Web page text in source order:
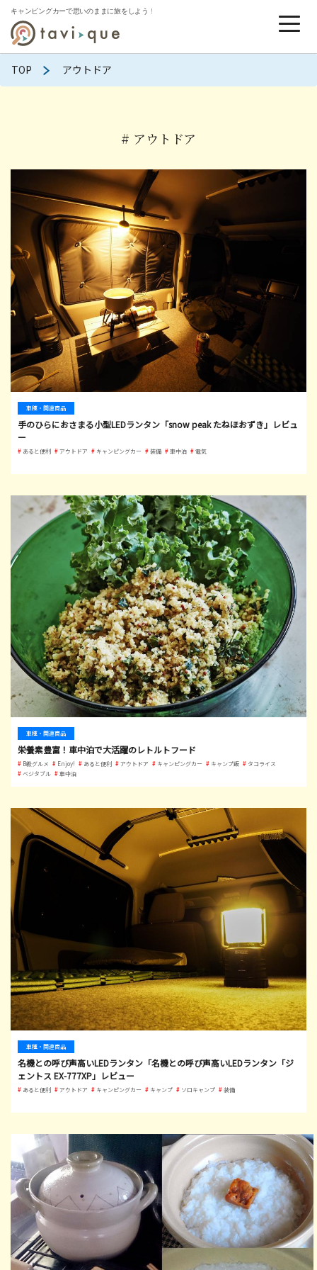
TOP アウトドア
# アウトドア
車種・関連商品
手のひらにおさまる小型LEDランタン「snow peak たねほおずき」レビュ
ー
あると便利 アウトドア キャンピングカー 装備 車中泊 電気
車種・関連商品
栄養素豊富！車中泊で大活躍のレトルトフード
B級グルメ Enjoy! あると便利 アウトドア キャンピングカー キャンプ飯
タコライス
ベジタブル
車中泊
車種・関連商品
名機との呼び声高いLEDランタン「名機との呼び声高いLEDランタン「ジ
ェントス EX-777XP」レビュー
あると便利 アウトドア キャンピングカー キャンプ ソロキャンプ 装備